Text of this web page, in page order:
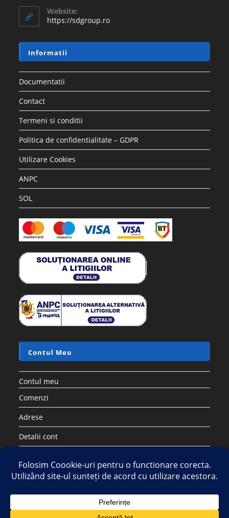
Website:
https://sdgroup.ro
Informatii
Documentatii
Contact
Termeni si conditii
Politica de confidentialitate – GDPR
Utilizare Cookies
ANPC
SOL
Contul Meu
Contul meu
Comenzi
Adrese
Detalii cont
Copyright 2026 - Strategic DIstribution Group